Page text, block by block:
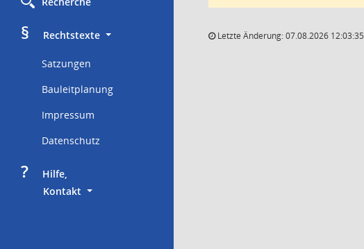
§
     Rechtstexte
Satzungen
Bauleitplanung
Impressum
Datenschutz
?
     Hilfe,
Kontakt
Letzte Änderung: 07.08.2026 12:03:35